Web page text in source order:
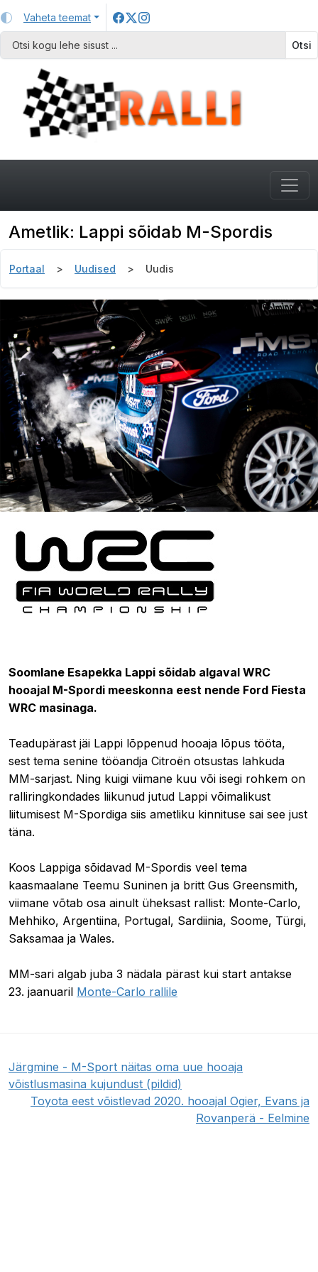
Vaheta teemat
Otsi
Ametlik: Lappi sõidab M-Spordis
Portaal Uudised Uudis
Soomlane Esapekka Lappi sõidab algaval WRC
hooajal M-Spordi meeskonna eest nende Ford Fiesta
WRC masinaga.
Teadupärast jäi Lappi lõppenud hooaja lõpus tööta,
sest tema senine tööandja Citroën otsustas lahkuda
MM-sarjast. Ning kuigi viimane kuu või isegi rohkem on
ralliringkondades liikunud jutud Lappi võimalikust
liitumisest M-Spordiga siis ametliku kinnituse sai see just
täna.
Koos Lappiga sõidavad M-Spordis veel tema
kaasmaalane Teemu Suninen ja britt Gus Greensmith,
viimane võtab osa ainult üheksast rallist: Monte-Carlo,
Mehhiko, Argentiina, Portugal, Sardiinia, Soome, Türgi,
Saksamaa ja Wales.
MM-sari algab juba 3 nädala pärast kui start antakse
23. jaanuaril Monte-Carlo rallile
Järgmine - M-Sport näitas oma uue hooaja
võistlusmasina kujundust (pildid)
Toyota eest võistlevad 2020. hooajal Ogier, Evans ja
Rovanperä - Eelmine